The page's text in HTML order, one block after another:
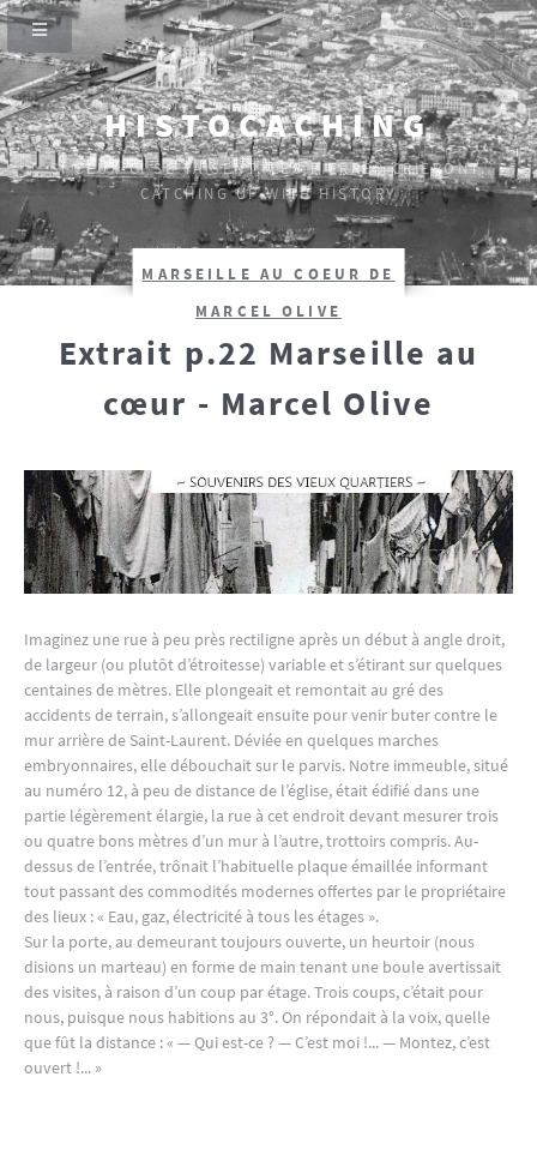
HISTOCACHING
SI CEUX-CI SE TAISENT, LES PIERRES CRIERONT.
CATCHING UP WITH HISTORY
MARSEILLE AU COEUR DE
MARCEL OLIVE
Extrait p.22 Marseille au
cœur - Marcel Olive
Imaginez une rue à peu près rectiligne après un début à angle droit,
de largeur (ou plutôt d’étroitesse) variable et s’étirant sur quelques
centaines de mètres. Elle plongeait et remontait au gré des
accidents de terrain, s’allongeait ensuite pour venir buter contre le
mur arrière de Saint-Laurent. Déviée en quelques marches
embryonnaires, elle débouchait sur le parvis. Notre immeuble, situé
au numéro 12, à peu de distance de l’église, était édifié dans une
partie légèrement élargie, la rue à cet endroit devant mesurer trois
ou quatre bons mètres d’un mur à l’autre, trottoirs compris. Au-
dessus de l’entrée, trônait l’habituelle plaque émaillée informant
tout passant des commodités modernes offertes par le propriétaire
des lieux : « Eau, gaz, électricité à tous les étages ».
Sur la porte, au demeurant toujours ouverte, un heurtoir (nous
disions un marteau) en forme de main tenant une boule avertissait
des visites, à raison d’un coup par étage. Trois coups, c’était pour
nous, puisque nous habitions au 3°. On répondait à la voix, quelle
que fût la distance : « — Qui est-ce ? — C’est moi !... — Montez, c’est
ouvert !... »